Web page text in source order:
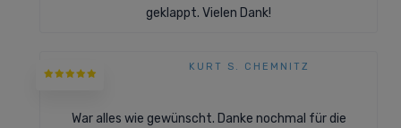
geklappt. Vielen Dank!
KURT S. CHEMNITZ
War alles wie gewünscht. Danke nochmal für die